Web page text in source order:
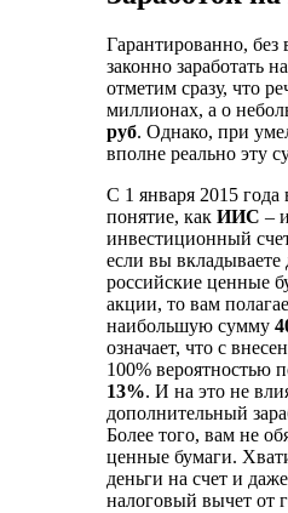
Гарантированно, без
законно заработать
отметим сразу, что
миллионах, а о
руб. Однако, при
вполне реально эту
С 1 января 2015 года
понятие, как ИИС –
инвестиционный
если вы вкладываете
российские ценные
акции, то вам
наибольшую сумму
означает, что с
100% вероятностью
13%. И на это не
дополнительный
Более того, вам не
ценные бумаги.
деньги на счет и
налоговый вычет от